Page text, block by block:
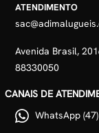
ATENDIMENTO
Avenida Brasil,
88330050
CANAIS DE
WhatsApp